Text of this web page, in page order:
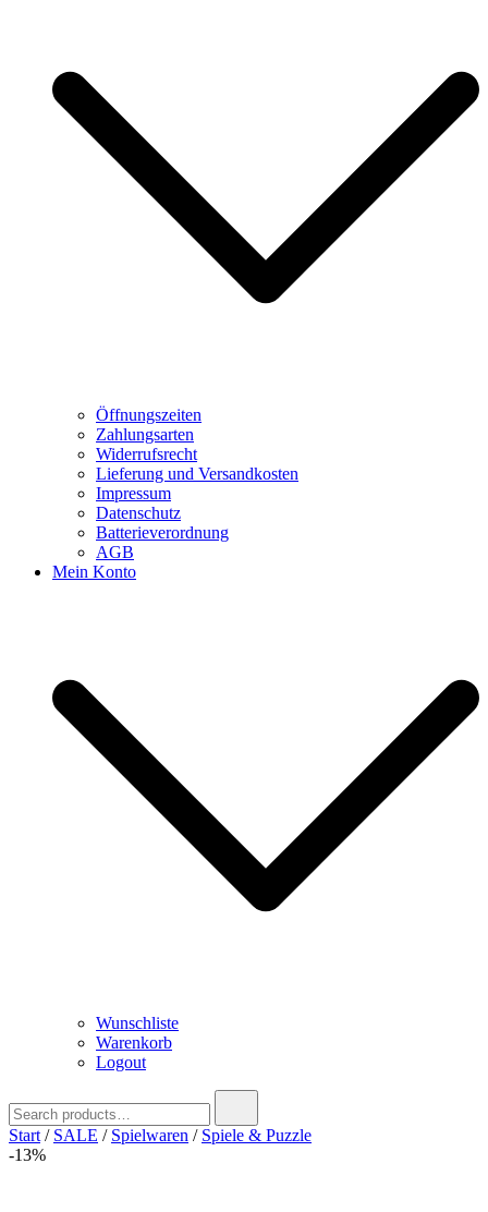
Öffnungszeiten
Zahlungsarten
Widerrufsrecht
Lieferung und Versandkosten
Impressum
Datenschutz
Batterieverordnung
AGB
Mein Konto
Wunschliste
Warenkorb
Logout
for:
Start / SALE / Spielwaren / Spiele & Puzzle
-13%